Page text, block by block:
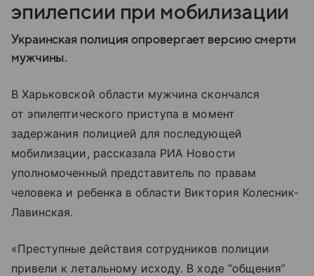
эпилепсии при мобилизации
Украинская полиция опровергает версию смерти
мужчины.
В Харьковской области мужчина скончался
от эпилептического приступа в момент
задержания полицией для последующей
мобилизации, рассказала РИА Новости
уполномоченный представитель по правам
человека и ребенка в области Виктория Колесник-
Лавинская.
«Преступные действия сотрудников полиции
привели к летальному исходу. В ходе “общения”